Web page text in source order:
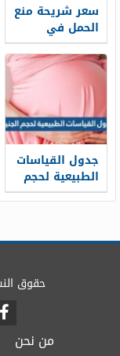
سعر شريحة منع
الحمل في
السعودية 2026
جدول القياسات
الطبيعية لحجم
الجنين خلال
حقوق النشر
من نحن